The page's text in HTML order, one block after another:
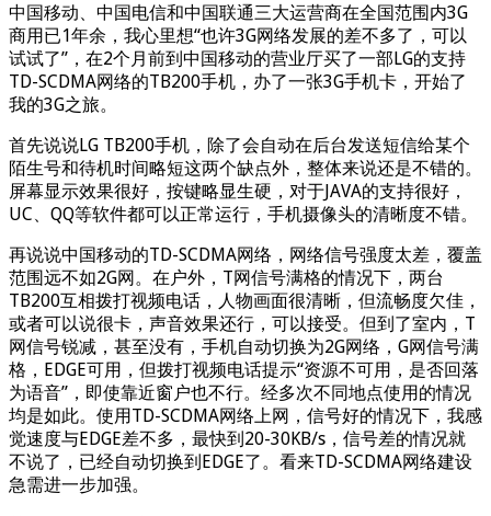
中国移动、中国电信和中国联通三大运营商在全国范围内3G
商用已1年余，我心里想“也许3G网络发展的差不多了，可以
试试了”，在2个月前到中国移动的营业厅买了一部LG的支持
TD-SCDMA网络的TB200手机，办了一张3G手机卡，开始了
我的3G之旅。
首先说说LG TB200手机，除了会自动在后台发送短信给某个
陌生号和待机时间略短这两个缺点外，整体来说还是不错的。
屏幕显示效果很好，按键略显生硬，对于JAVA的支持很好，
UC、QQ等软件都可以正常运行，手机摄像头的清晰度不错。
再说说中国移动的TD-SCDMA网络，网络信号强度太差，覆盖
范围远不如2G网。在户外，T网信号满格的情况下，两台
TB200互相拨打视频电话，人物画面很清晰，但流畅度欠佳，
或者可以说很卡，声音效果还行，可以接受。但到了室内，T
网信号锐减，甚至没有，手机自动切换为2G网络，G网信号满
格，EDGE可用，但拨打视频电话提示“资源不可用，是否回落
为语音”，即使靠近窗户也不行。经多次不同地点使用的情况
均是如此。使用TD-SCDMA网络上网，信号好的情况下，我感
觉速度与EDGE差不多，最快到20-30KB/s，信号差的情况就
不说了，已经自动切换到EDGE了。看来TD-SCDMA网络建设
急需进一步加强。